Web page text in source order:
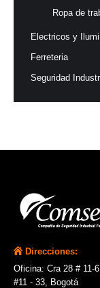
Ropa de
Electricos y
Ferreteria
Seguridad
Direcciones:
Oficina: Cra 28 # 11-
#11 - 33, Bogotá